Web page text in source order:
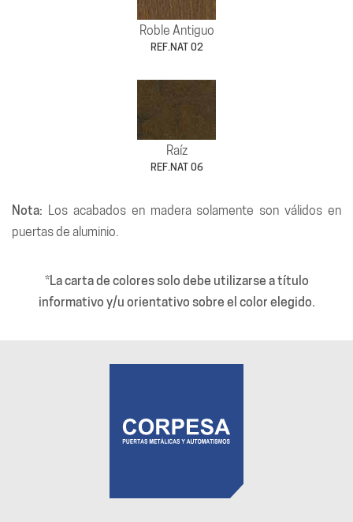
Roble Antiguo
REF.NAT 02
Raíz
REF.NAT 06
Nota: Los acabados en madera solamente son válidos en
puertas de aluminio.
*La carta de colores solo debe utilizarse a título
informativo y/u orientativo sobre el color elegido.